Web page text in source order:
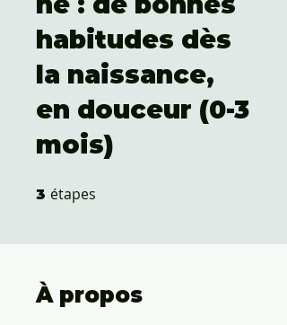
habitudes dès
la naissance,
en douceur (0-3
mois)
3 étapes
À propos